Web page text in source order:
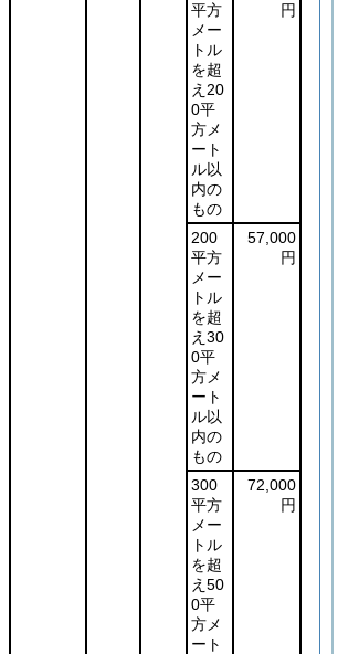
平方
メー
トル
を超
え20
0平
方メ
ート
ル以
内の
もの
円
200
平方
メー
トル
を超
え30
0平
方メ
ート
ル以
内の
もの
57,000
円
300
平方
メー
トル
を超
え50
0平
方メ
ート
72,000
円